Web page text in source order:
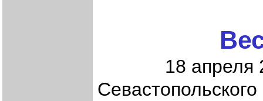
18 апреля